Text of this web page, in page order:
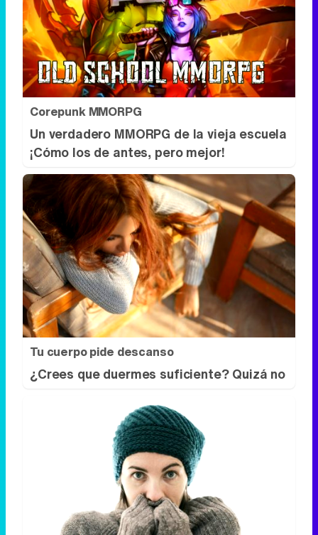
Corepunk MMORPG
Un verdadero MMORPG de la vieja escuela
¡Cómo los de antes, pero mejor!
Tu cuerpo pide descanso
¿Crees que duermes suficiente? Quizá no
Esto explica el frío
¿Te pasa que por la noche sientes más
frío sin motivo?